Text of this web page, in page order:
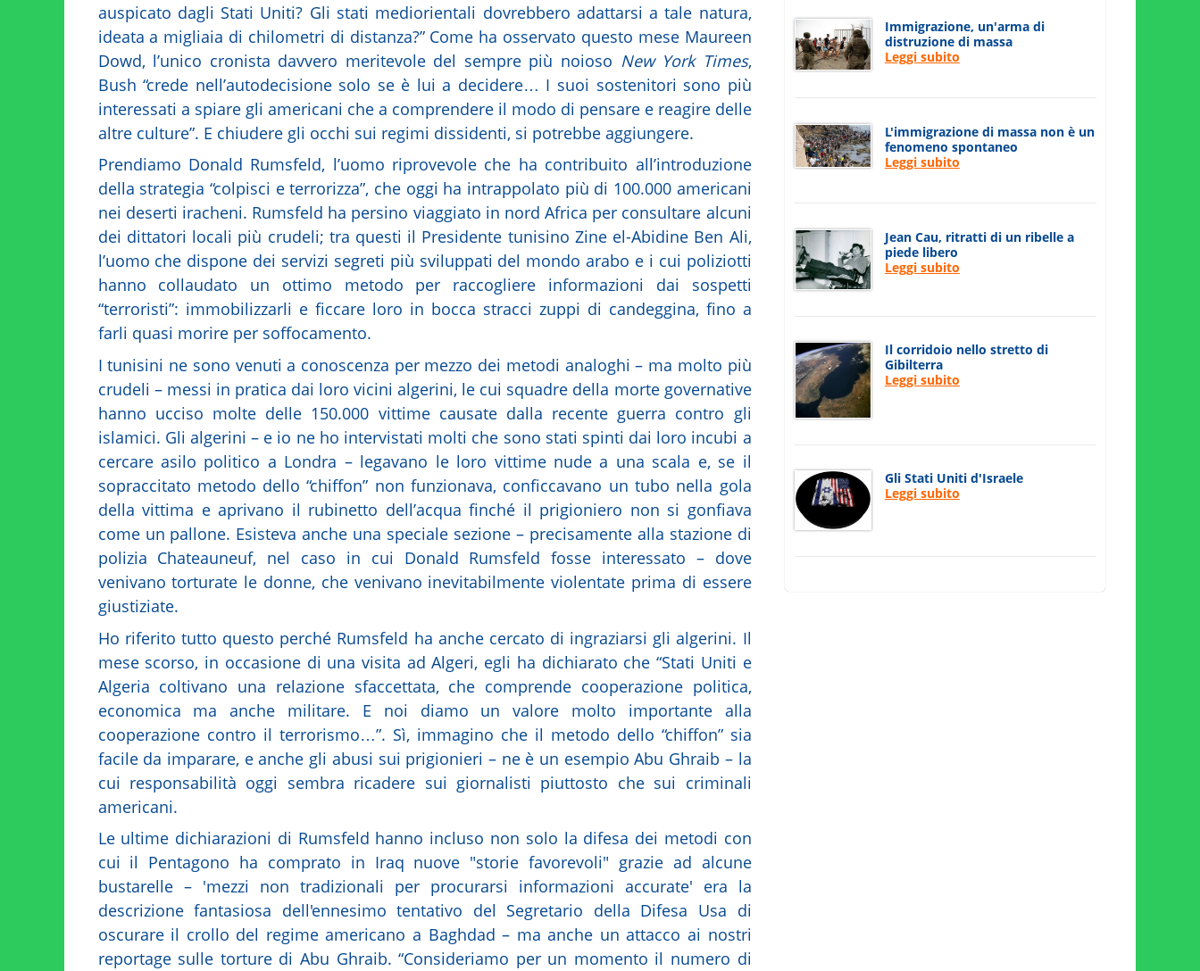
auspicato dagli Stati Uniti? Gli stati mediorientali dovrebbero adattarsi a tale natura,
ideata a migliaia di chilometri di distanza?” Come ha osservato questo mese Maureen
Dowd, l’unico cronista davvero meritevole del sempre più noioso New York Times,
Bush “crede nell’autodecisione solo se è lui a decidere… I suoi sostenitori sono più
interessati a spiare gli americani che a comprendere il modo di pensare e reagire delle
altre culture”. E chiudere gli occhi sui regimi dissidenti, si potrebbe aggiungere.
Prendiamo Donald Rumsfeld, l’uomo riprovevole che ha contribuito all’introduzione
della strategia “colpisci e terrorizza”, che oggi ha intrappolato più di 100.000 americani
nei deserti iracheni. Rumsfeld ha persino viaggiato in nord Africa per consultare alcuni
dei dittatori locali più crudeli; tra questi il Presidente tunisino Zine el-Abidine Ben Ali,
l’uomo che dispone dei servizi segreti più sviluppati del mondo arabo e i cui poliziotti
hanno collaudato un ottimo metodo per raccogliere informazioni dai sospetti
“terroristi”: immobilizzarli e ficcare loro in bocca stracci zuppi di candeggina, fino a
farli quasi morire per soffocamento.
I tunisini ne sono venuti a conoscenza per mezzo dei metodi analoghi – ma molto più
crudeli – messi in pratica dai loro vicini algerini, le cui squadre della morte governative
hanno ucciso molte delle 150.000 vittime causate dalla recente guerra contro gli
islamici. Gli algerini – e io ne ho intervistati molti che sono stati spinti dai loro incubi a
cercare asilo politico a Londra – legavano le loro vittime nude a una scala e, se il
sopraccitato metodo dello “chiffon” non funzionava, conficcavano un tubo nella gola
della vittima e aprivano il rubinetto dell’acqua finché il prigioniero non si gonfiava
come un pallone. Esisteva anche una speciale sezione – precisamente alla stazione di
polizia Chateauneuf, nel caso in cui Donald Rumsfeld fosse interessato – dove
venivano torturate le donne, che venivano inevitabilmente violentate prima di essere
giustiziate.
Ho riferito tutto questo perché Rumsfeld ha anche cercato di ingraziarsi gli algerini. Il
mese scorso, in occasione di una visita ad Algeri, egli ha dichiarato che “Stati Uniti e
Algeria coltivano una relazione sfaccettata, che comprende cooperazione politica,
economica ma anche militare. E noi diamo un valore molto importante alla
cooperazione contro il terrorismo…”. Sì, immagino che il metodo dello “chiffon” sia
facile da imparare, e anche gli abusi sui prigionieri – ne è un esempio Abu Ghraib – la
cui responsabilità oggi sembra ricadere sui giornalisti piuttosto che sui criminali
americani.
Le ultime dichiarazioni di Rumsfeld hanno incluso non solo la difesa dei metodi con
cui il Pentagono ha comprato in Iraq nuove "storie favorevoli" grazie ad alcune
bustarelle – 'mezzi non tradizionali per procurarsi informazioni accurate' era la
descrizione fantasiosa dell'ennesimo tentativo del Segretario della Difesa Usa di
oscurare il crollo del regime americano a Baghdad – ma anche un attacco ai nostri
reportage sulle torture di Abu Ghraib. “Consideriamo per un momento il numero di
Immigrazione, un'arma di
distruzione di massa
Leggi subito
L'immigrazione di massa non è un
fenomeno spontaneo
Leggi subito
Jean Cau, ritratti di un ribelle a
piede libero
Leggi subito
Il corridoio nello stretto di
Gibilterra
Leggi subito
Gli Stati Uniti d'Israele
Leggi subito